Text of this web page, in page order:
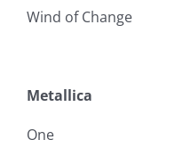
Wind of Change
Metallica
One